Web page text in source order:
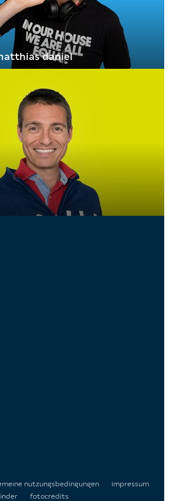
daniel
nutzungsbedingungen
impressum
fotocredits